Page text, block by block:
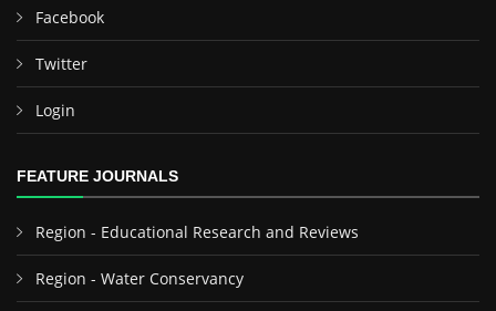
Facebook
Twitter
Login
FEATURE JOURNALS
Region - Educational Research and Reviews
Region - Water Conservancy